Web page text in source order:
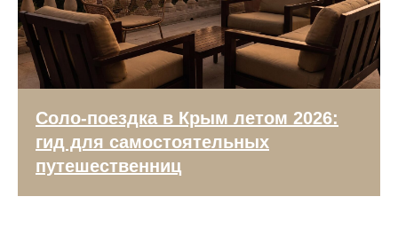
Соло-поездка в Крым летом 2026:
гид для самостоятельных
путешественниц